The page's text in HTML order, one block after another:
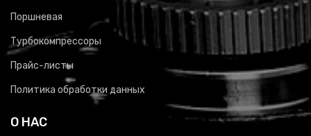
Поршневая
Турбокомпрессоры
Прайс-листы
Политика обработки данных
О НАС